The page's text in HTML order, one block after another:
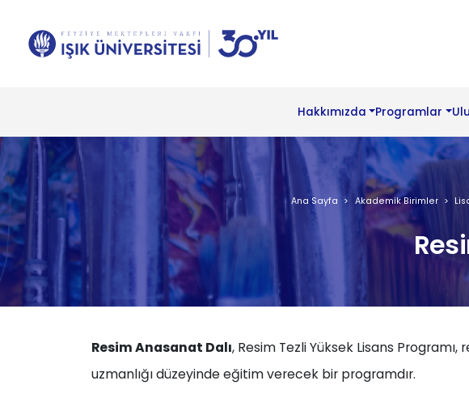
Hakkımızda Programlar
Ana Sayfa Akademik Birimler
Resim Anasanat Dalı, Resim Tezli Yüksek Lisans
uzmanlığı düzeyinde eğitim verecek bir programdır.